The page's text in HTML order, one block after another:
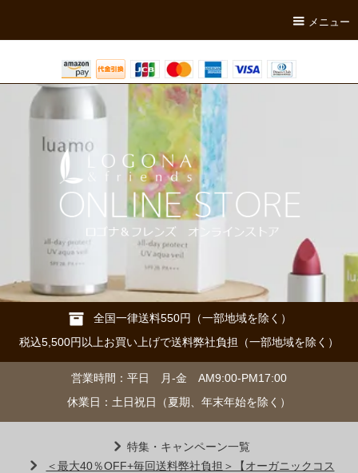
メニュー
全国一律送料550円（一部地域を除く）
税込5,500円以上お買い上げで送料弊社負担（一部地域を除く）
営業時間：平日 月-金 AM9:00-PM17:00
休業日：土日祝日（夏期、年末年始を除く）
特集・キャンペーン一覧
＜最大40％OFF+毎回送料弊社負担＞【オーガニックコス